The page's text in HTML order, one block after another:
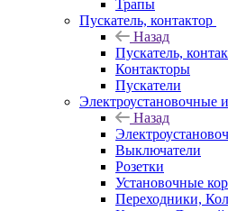
Трапы
Пускатель, контактор
Назад
Пускатель,
Контакторы
Пускатели
Электроустановочные
Назад
Выключатели
Розетки
Установочные
Переходники,